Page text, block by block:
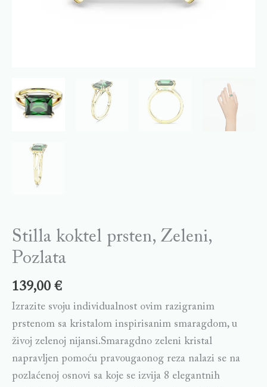
Stilla koktel prsten, Zeleni,
Pozlata
139,00 €
Izrazite svoju individualnost ovim razigranim
prstenom sa kristalom inspirisanim smaragdom, u
živoj zelenoj nijansi.Smaragdno zeleni kristal
napravljen pomoću pravougaonog reza nalazi se na
pozlaćenoj osnovi sa koje se izvija 8 elegantnih